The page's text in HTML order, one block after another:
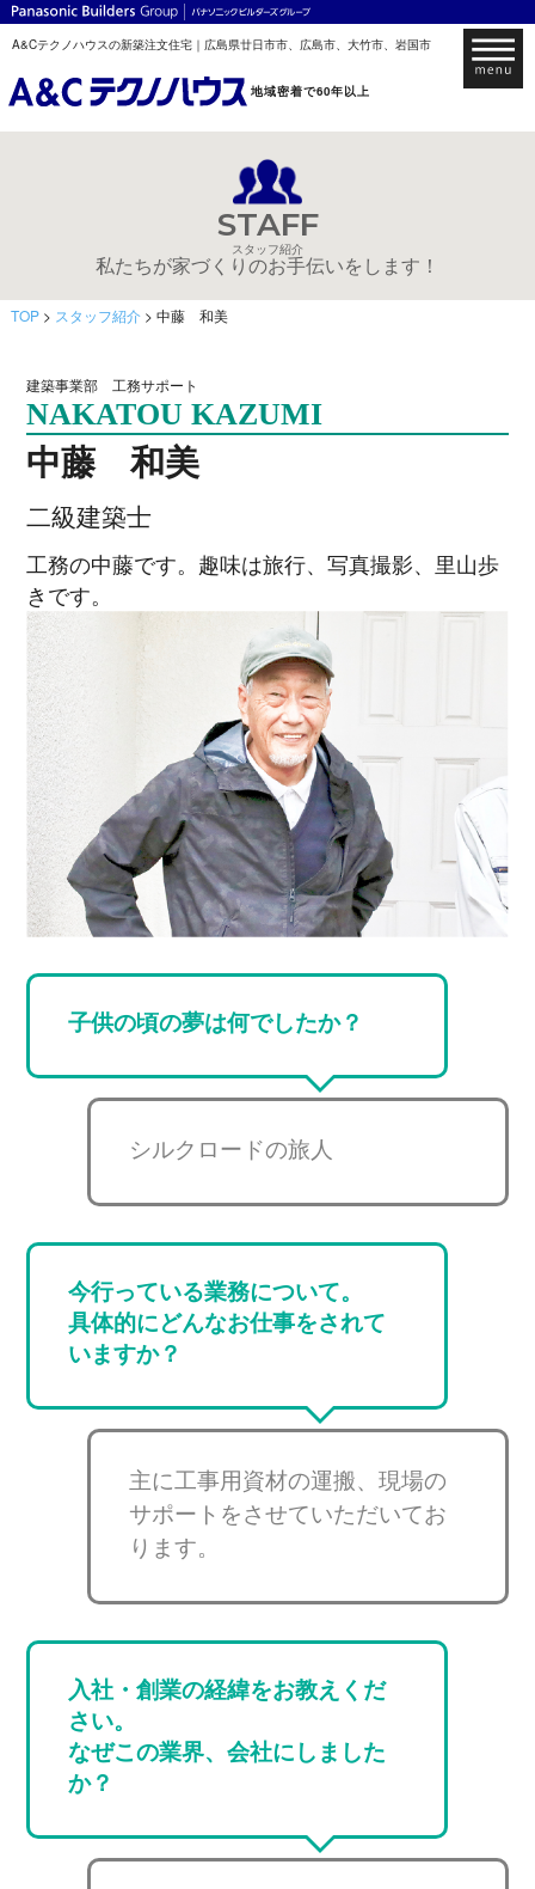
A&Cテクノハウスの新築注文住宅｜広島県廿日市市、広島市、大竹市、岩国市
地域密着で60年以上
STAFF
スタッフ紹介
私たちが家づくりのお手伝いをします！
TOP> スタッフ紹介> 中藤 和美
建築事業部 工務サポート
NAKATOU KAZUMI
中藤 和美
二級建築士
工務の中藤です。趣味は旅行、写真撮影、里山歩
きです。
子供の頃の夢は何でしたか？
シルクロードの旅人
今行っている業務について。
具体的にどんなお仕事をされて
いますか？
主に工事用資材の運搬、現場の
サポートをさせていただいてお
ります。
入社・創業の経緯をお教えくだ
さい。
なぜこの業界、会社にしました
か？